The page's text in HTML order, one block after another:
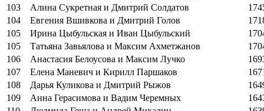
103
Алина Сукретная и Дмитрий Солдатов
104
Евгения Вшивкова и Дмитрий Голов
105
Ирина Цыбульская и Иван Цыбульский
105
Татьяна Завьялова и Максим Ахметжанов
106
Анастасия Белоусова и Максим Лучко
107
Елена Маневич и Кирилл Паршаков
108
Дарья Куликова и Дмитрий Рыжов
109
Анна Герасимова и Вадим Черемных